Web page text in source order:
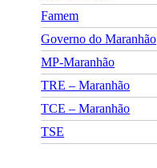
Famem
Governo do Maranhão
MP-Maranhão
TRE – Maranhão
TCE – Maranhão
TSE